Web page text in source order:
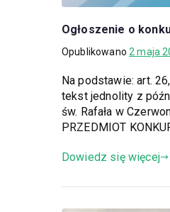
Ogłoszenie o
Opublikowano2 maja
Na podstawie: art.
tekst jednolity z
św. Rafała w
PRZEDMIOT
Dowiedz się więcej